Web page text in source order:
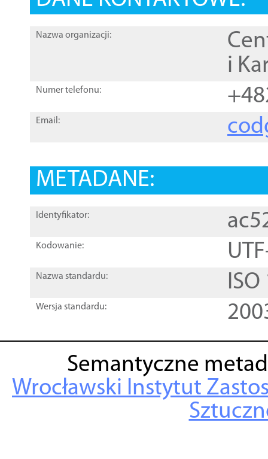
Nazwa organizacji:
i
Numer telefonu:
Email:
METADANE:
Identyfikator:
Kodowanie:
Nazwa standardu:
Wersja standardu:
Semantyczne
Wrocławski Instytut